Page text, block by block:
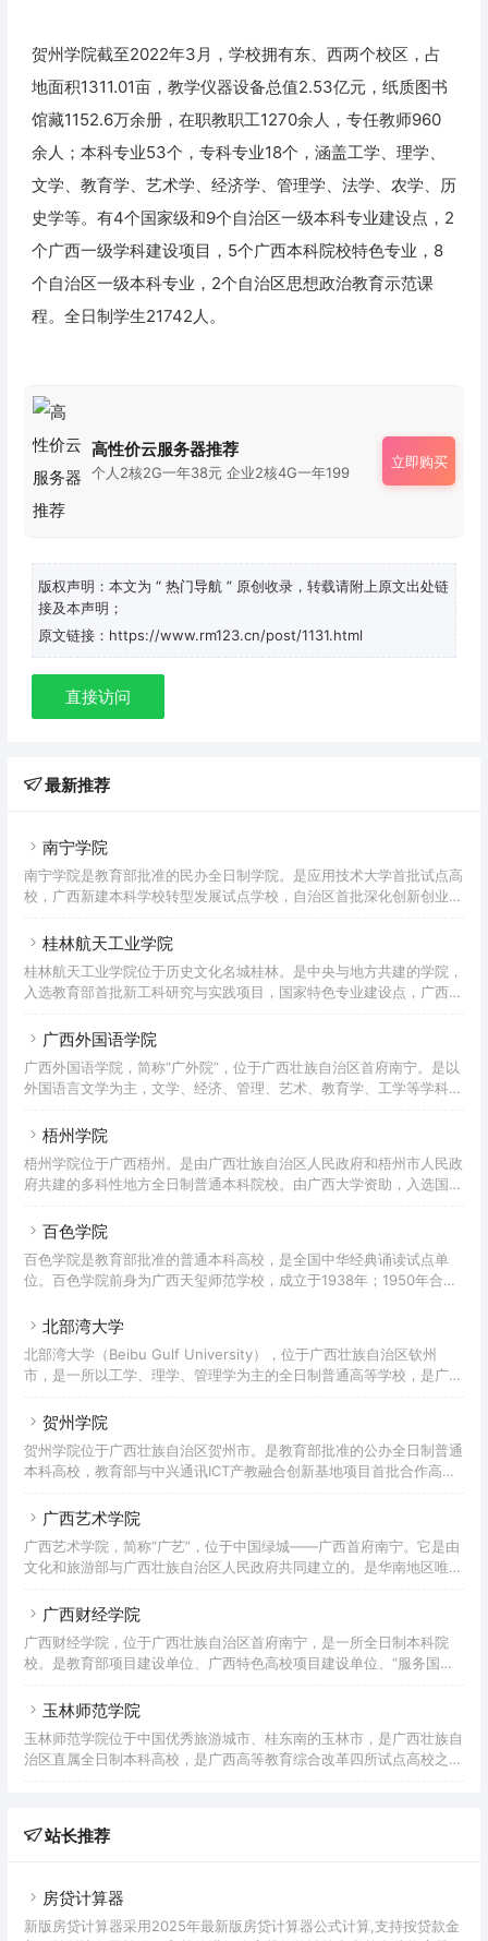
贺州学院截至2022年3月，学校拥有东、西两个校区，占
地面积1311.01亩，教学仪器设备总值2.53亿元，纸质图书
馆藏1152.6万余册，在职教职工1270余人，专任教师960
余人；本科专业53个，专科专业18个，涵盖工学、理学、
文学、教育学、艺术学、经济学、管理学、法学、农学、历
史学等。有4个国家级和9个自治区一级本科专业建设点，2
个广西一级学科建设项目，5个广西本科院校特色专业，8
个自治区一级本科专业，2个自治区思想政治教育示范课
程。全日制学生21742人。
高性价云服务器推荐
个人2核2G一年38元 企业2核4G一年199
立即购买
版权声明：本文为 “ 热门导航 ” 原创收录，转载请附上原文出处链
接及本声明；
原文链接：https://www.rm123.cn/post/1131.html
直接访问
最新推荐
南宁学院
南宁学院是教育部批准的民办全日制学院。是应用技术大学首批试点高
校，广西新建本科学校转型发展试点学校，自治区首批深化创新创业教
校的前身是中国国民党革命委员会广西壮族自治区委员会于1985年创
至2022年7月，学校校园占地面积75.21万平方米，校舍建筑面积46.15
万平方米，教学行政楼面积22.47万平方米；教学仪器设备总值1.92亿
桂林航天工业学院
桂林航天工业学院位于历史文化名城桂林。是中央与地方共建的学院，
入选教育部首批新工科研究与实践项目，国家特色专业建设点，广西一
科协调发展的学科专业体系。也是广西唯一一所设有航空航天本科专业
天协会理事单位，全国应用技术大学(高校)联盟、CDIO工程教育联盟
成员单位，广西航天学会理事长单位。桂林航天工业学院创建于1979
广西外国语学院
广西外国语学院，简称“广外院”，位于广西壮族自治区首府南宁。是以
外国语言文学为主，文学、经济、管理、艺术、教育学、工学等学科协
于2004年6月，前身为广西东方外国语职业学院；2011年4月升级为全
和专科专业，其中语言类专业12个，全日制在校生3万余人(数据截至
2021年9月)。是广西外语专业最多、语种最多的高校。南宁五合校区
梧州学院
梧州学院位于广西梧州。是由广西壮族自治区人民政府和梧州市人民政
府共建的多科性地方全日制普通本科院校。由广西大学资助，入选国家
2003年10月，原梧州教育学院和原梧州师范学校合并为广西大学梧州
学院。2020年3月学校官网显示，学校有北校区、师范校区、东校区三
个校区。校园占地1700余亩，全日制在校大学生16970人，国际学生
百色学院
百色学院是教育部批准的普通本科高校，是全国中华经典诵读试点单
位。百色学院前身为广西天玺师范学校，成立于1938年；1950年合并
广西右江民族师范学院在百色师范学校的基础上成立。2006年2月批准
校占地面积1833.22亩，分为东河和毕成两个校区。占地2745亩的白
东校区即将建成，建筑面积47.27万平方米，教学科研仪器设备总值
北部湾大学
北部湾大学（Beibu Gulf University），位于广西壮族自治区钦州
市，是一所以工学、理学、管理学为主的全日制普通高等学校，是广西
“应用型本科高校”项目单位、教育部学校规划建设发展中心“产教融合
创新实验项目”基地院校、广西新建本科院校整体转型发展试点院校、
全国应用技术大学联盟首批理事高校，学校校园为3A级景区。学校前
身为始建于1973年的钦州地区师范学校。1982年设立钦州地区教师进
贺州学院
贺州学院位于广西壮族自治区贺州市。是教育部批准的公办全日制普通
本科高校，教育部与中兴通讯ICT产教融合创新基地项目首批合作高校
(学院)联盟成员，广西硕士学位授予单位项目建设单位，广西整体转型
院的前身是创建于1943年的广西立平乐师范学校。1957年5月，更名
为贺县师范学校。1983年7月，更名为梧州地区教师进修学院。1988
广西艺术学院
广西艺术学院，简称“广艺”，位于中国绿城——广西首府南宁。它是由
文化和旅游部与广西壮族自治区人民政府共同建立的。是华南地区唯一
国31所独立本科艺术院校之一，也是全国6个省(区)的综合性艺术院校
践项目、教育部优秀本科教学评估高校、国家特色专业建设高校。是一
所具有广西特色和优势的大学，是广西博士点单位创办的大学。是教育
广西财经学院
广西财经学院，位于广西壮族自治区首府南宁，是一所全日制本科院
校。是教育部项目建设单位、广西特色高校项目建设单位、“服务国家
创新创业教育改革示范高校、广西一流学科(培养)建设单位。学院的前
校。2004年5月，经教育部批准，广西金融学院与广西商学院合并组建
广西财经学院。2021年，学校成为硕士学位授予单位。截至2022年6
玉林师范学院
玉林师范学院位于中国优秀旅游城市、桂东南的玉林市，是广西壮族自
治区直属全日制本科高校，是广西高等教育综合改革四所试点高校之
玉林师范学院。1994年更名为玉林师范学院。2000年，经教育部批
站长推荐
房贷计算器
新版房贷计算器采用2025年最新版房贷计算器公式计算,支持按贷款金